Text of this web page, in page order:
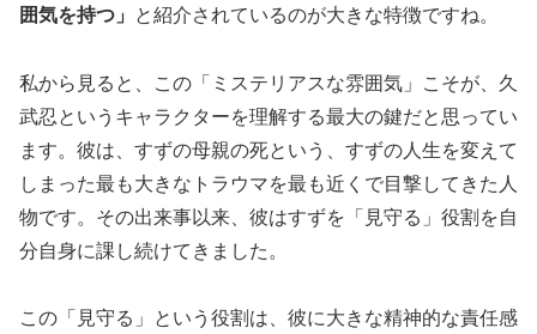
囲気を持つ」
と紹介されているのが大きな特徴ですね。
私から見ると、この「ミステリアスな雰囲気」こそが、久
武忍というキャラクターを理解する最大の鍵だと思ってい
ます。彼は、すずの母親の死という、すずの人生を変えて
しまった最も大きなトラウマを最も近くで目撃してきた人
物です。その出来事以来、彼はすずを「見守る」役割を自
分自身に課し続けてきました。
この「見守る」という役割は、彼に大きな精神的な責任感